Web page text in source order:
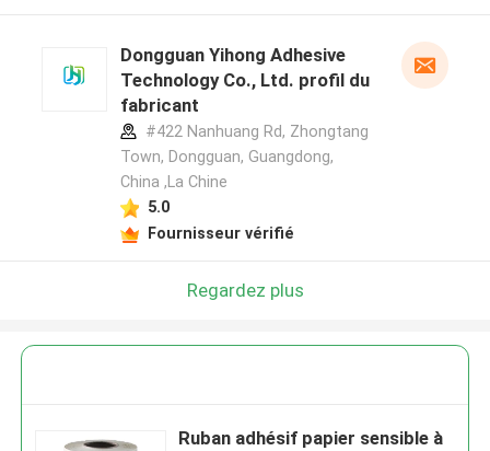
Dongguan Yihong Adhesive
Technology Co., Ltd. profil du
fabricant
#422 Nanhuang Rd, Zhongtang
Town, Dongguan, Guangdong,
China ,La Chine
5.0
Fournisseur vérifié
Regardez plus
Ruban adhésif papier sensible à